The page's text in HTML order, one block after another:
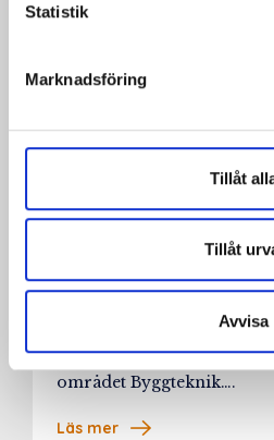
Statistik
Marknadsföring
Tillåt
Tillåt
Avvisa
Vinnaren av Kåver &
Universitet instiftat ett
området Byggteknik….
Läs mer